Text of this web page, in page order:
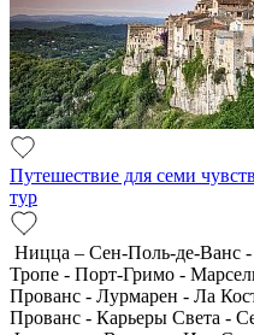
Путешествие для семи
тур
Ницца – Сен-Поль-де-Ванс
Тропе - Порт-Гримо -
Прованс - Лурмарен - Ла
Прованс - Карьеры Света -